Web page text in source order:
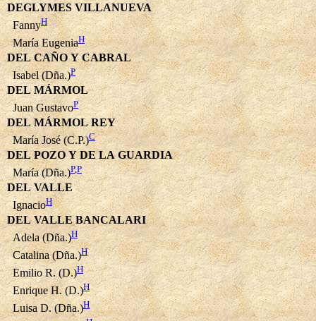
DEGLYMES VILLANUEVA
FannyH
María EugeniaH
DEL CAÑO Y CABRAL
Isabel (Dña.)P
DEL MÁRMOL
Juan GustavoP
DEL MÁRMOL REY
María José (C.P.)C
DEL POZO Y DE LA GUARDIA
María (Dña.)P,P
DEL VALLE
IgnacioH
DEL VALLE BANCALARI
Adela (Dña.)H
Catalina (Dña.)H
Emilio R. (D.)H
Enrique H. (D.)H
Luisa D. (Dña.)H